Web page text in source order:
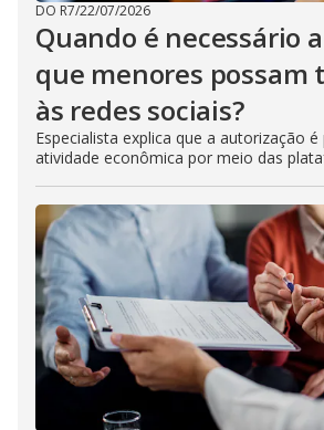
DO R7/22/07/2026
Quando é necessário
que menores possam
às redes sociais?
Especialista explica que a autorização
atividade econômica por meio das